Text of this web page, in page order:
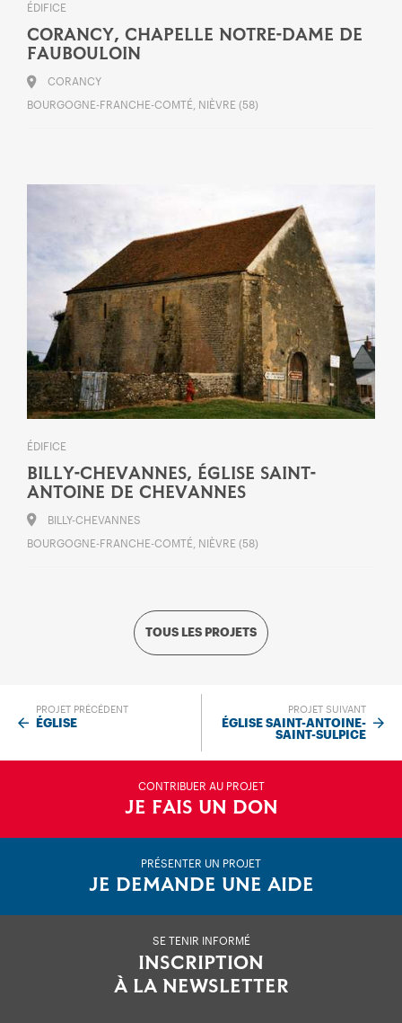
TOUS LES PROJETS
ÉDIFICE
CORANCY, CHAPELLE NOTRE-DAME DE
FAUBOULOIN
CORANCY
BOURGOGNE-FRANCHE-COMTÉ, NIÈVRE (58)
ÉDIFICE
BILLY-CHEVANNES, ÉGLISE SAINT-
ANTOINE DE CHEVANNES
BILLY-CHEVANNES
BOURGOGNE-FRANCHE-COMTÉ, NIÈVRE (58)
PROJET PRÉCÉDENT
ÉGLISE
PROJET SUIVANT
ÉGLISE SAINT-ANTOINE-
SAINT-SULPICE
CONTRIBUER AU PROJET
JE FAIS UN DON
PRÉSENTER UN PROJET
JE DEMANDE UNE AIDE
SE TENIR INFORMÉ
INSCRIPTION
À LA NEWSLETTER